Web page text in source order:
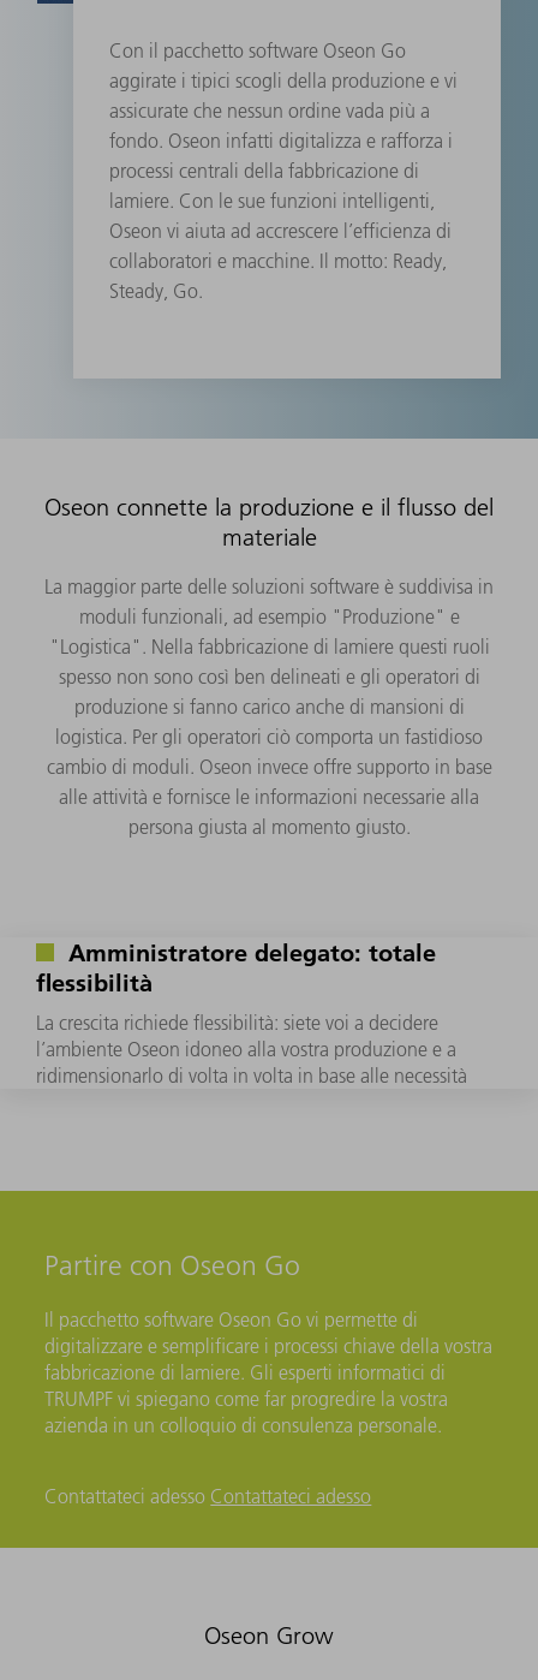
Con il pacchetto software Oseon Go
aggirate i tipici scogli della produzione e vi
assicurate che nessun ordine vada più a
fondo. Oseon infatti digitalizza e rafforza i
processi centrali della fabbricazione di
lamiere. Con le sue funzioni intelligenti,
Oseon vi aiuta ad accrescere l’efficienza di
collaboratori e macchine. Il motto: Ready,
Steady, Go.
Oseon connette la produzione e il flusso del
materiale
La maggior parte delle soluzioni software è suddivisa in
moduli funzionali, ad esempio "Produzione" e
"Logistica". Nella fabbricazione di lamiere questi ruoli
spesso non sono così ben delineati e gli operatori di
produzione si fanno carico anche di mansioni di
logistica. Per gli operatori ciò comporta un fastidioso
cambio di moduli. Oseon invece offre supporto in base
alle attività e fornisce le informazioni necessarie alla
persona giusta al momento giusto.
Amministratore delegato: totale
flessibilità
La crescita richiede flessibilità: siete voi a decidere
l’ambiente Oseon idoneo alla vostra produzione e a
ridimensionarlo di volta in volta in base alle necessità
Partire con Oseon Go
Il pacchetto software Oseon Go vi permette di
digitalizzare e semplificare i processi chiave della vostra
fabbricazione di lamiere. Gli esperti informatici di
TRUMPF vi spiegano come far progredire la vostra
azienda in un colloquio di consulenza personale.
Contattateci adesso Contattateci adesso
Oseon Grow